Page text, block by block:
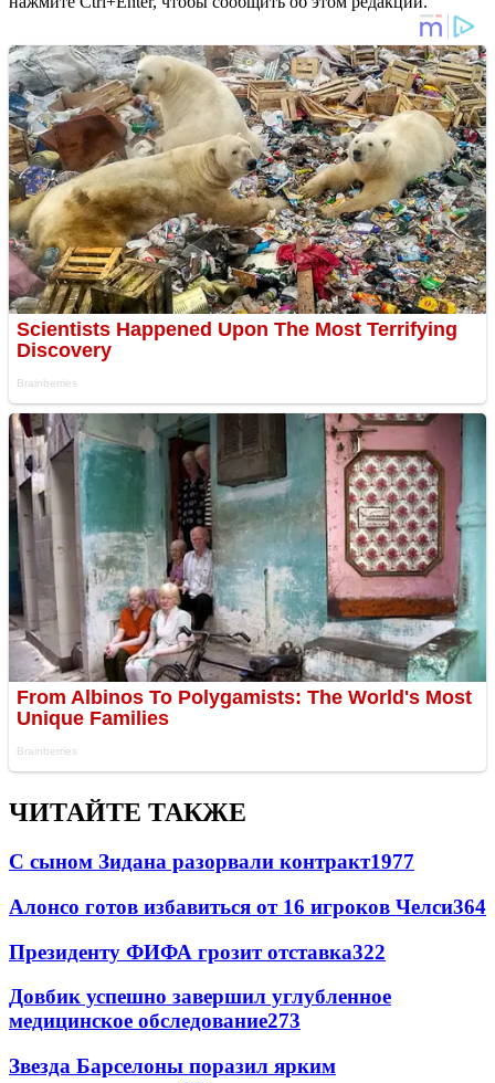
ЧИТАЙТЕ ТАКЖЕ
С сыном Зидана разорвали контракт1977
Алонсо готов избавиться от 16 игроков Челси364
Президенту ФИФА грозит отставка322
Довбик успешно завершил углубленное
медицинское обследование273
Звезда Барселоны поразил ярким